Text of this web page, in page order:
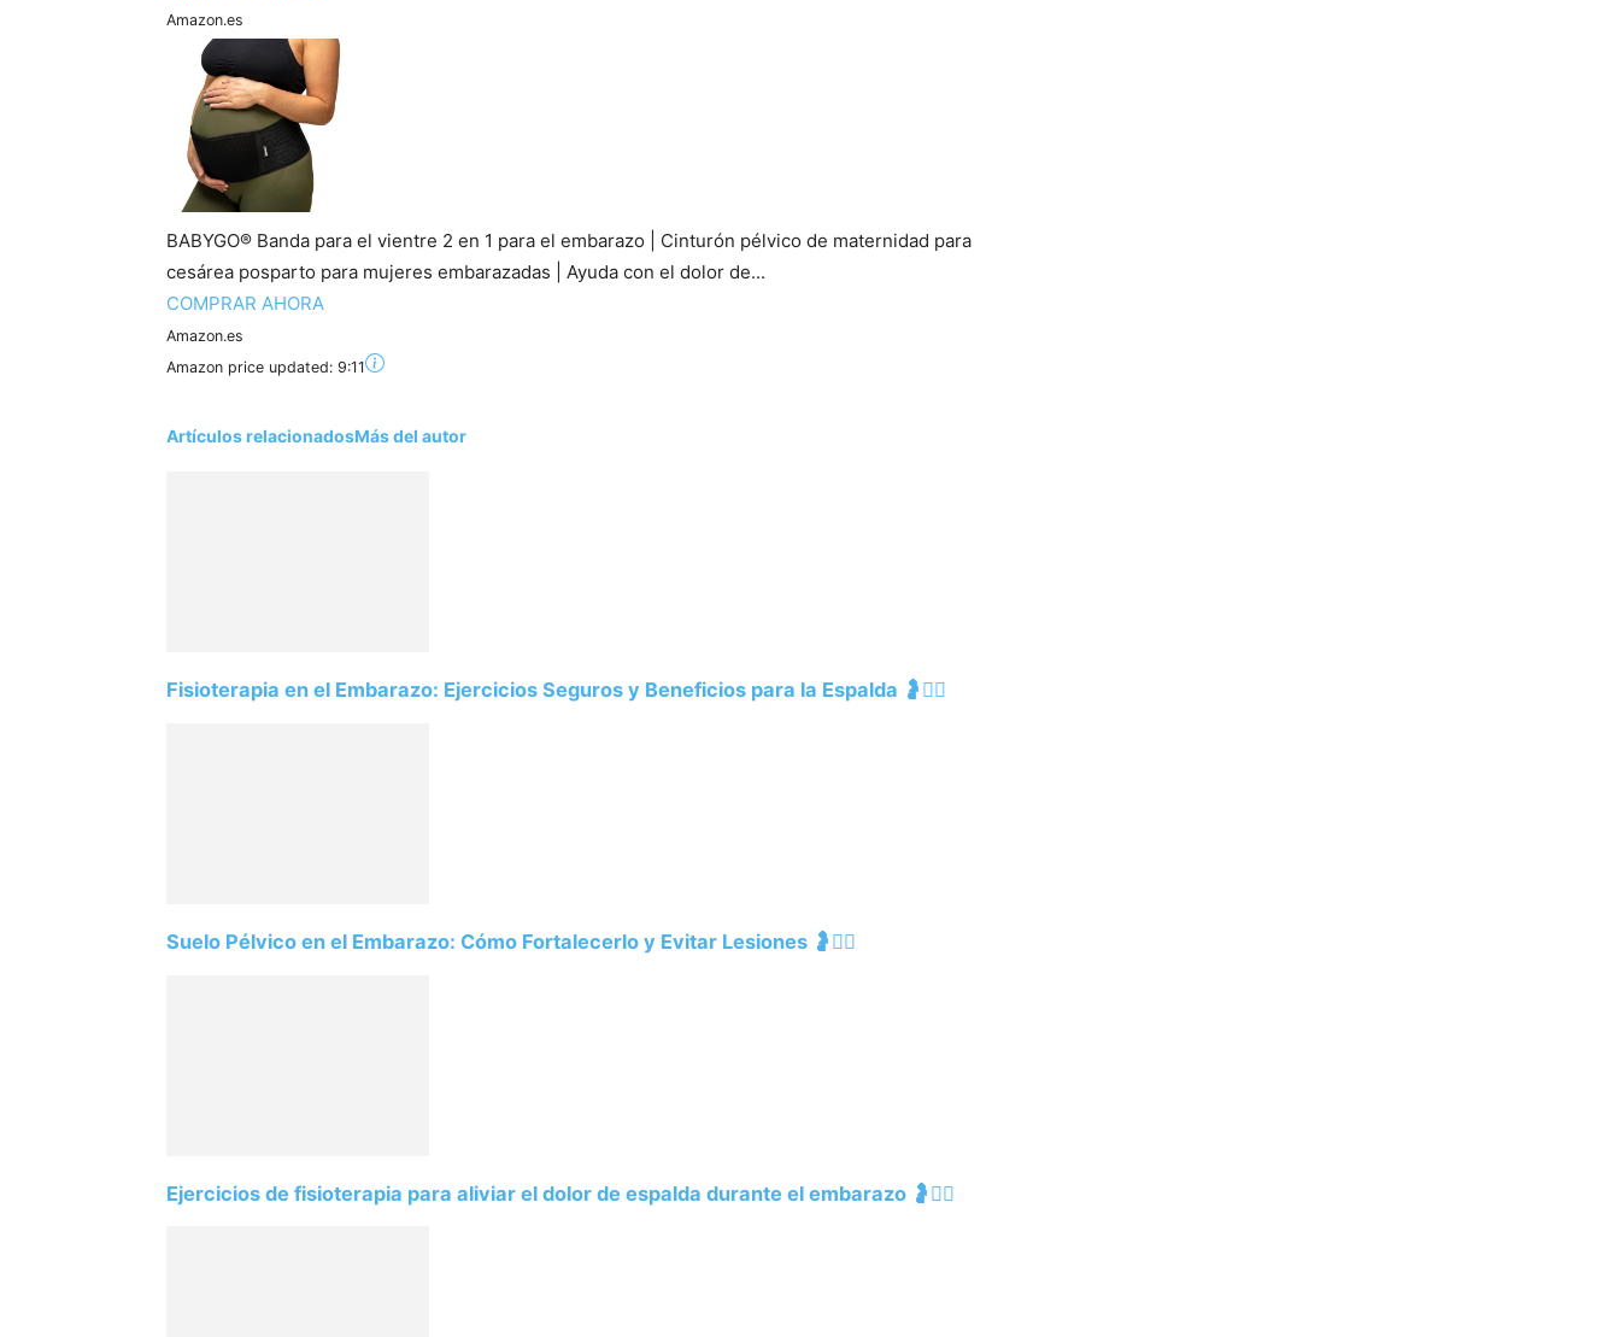
Amazon.es
BABYGO® Banda para el vientre 2 en 1 para el embarazo | Cinturón pélvico de maternidad para
cesárea posparto para mujeres embarazadas | Ayuda con el dolor de...
COMPRAR AHORA
Amazon.es
Amazon price updated: 9:11
Artículos relacionadosMás del autor
Fisioterapia en el Embarazo: Ejercicios Seguros y Beneficios para la Espalda 🤰💆‍♀️
Suelo Pélvico en el Embarazo: Cómo Fortalecerlo y Evitar Lesiones 🤰🧘‍♀️
Ejercicios de fisioterapia para aliviar el dolor de espalda durante el embarazo 🤰🧘‍♀️